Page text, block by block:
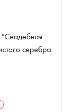
"Свадебная
серебра